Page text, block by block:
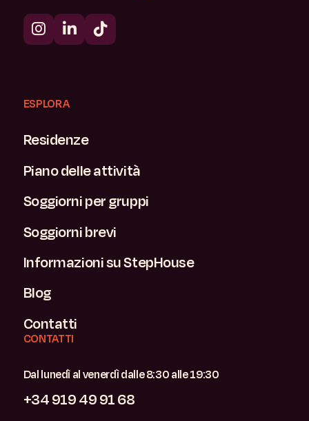
ESPLORA
Residenze
Piano delle attività
Soggiorni per gruppi
Soggiorni brevi
Informazioni su StepHouse
Blog
Contatti
CONTATTI
Dal lunedì al venerdì dalle 8:30 alle 19:30
+34 919 49 91 68